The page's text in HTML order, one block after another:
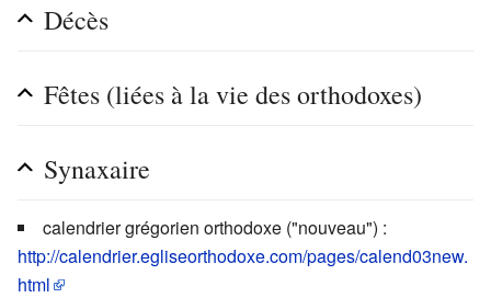
Décès
Fêtes (liées à la vie des orthodoxes)
Synaxaire
calendrier grégorien orthodoxe ("nouveau") :
http://calendrier.egliseorthodoxe.com/pages/calend03new.
html